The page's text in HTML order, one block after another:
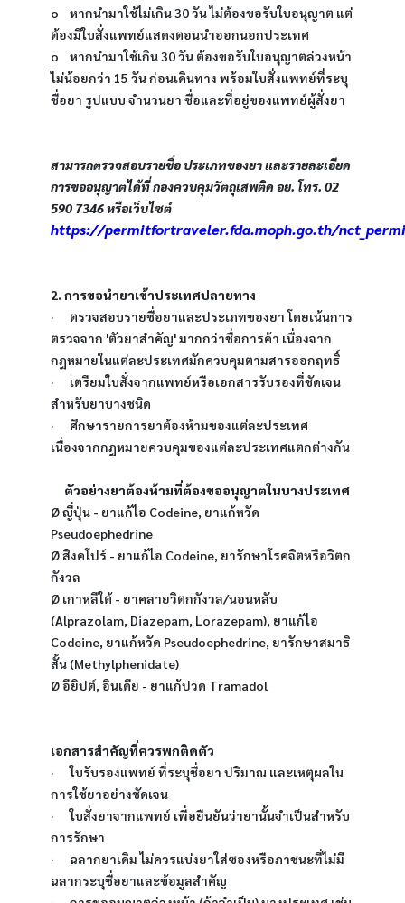
o    หากนำมาใช้ไม่เกิน 30 วัน ไม่ต้องขอรับใบอนุญาต แต่
ต้องมีใบสั่งแพทย์แสดงตอนนำออกนอกประเทศ
o    หากนำมาใช้เกิน 30 วัน ต้องขอรับใบอนุญาตล่วงหน้า
ไม่น้อยกว่า 15 วัน ก่อนเดินทาง พร้อมใบสั่งแพทย์ที่ระบุ
ชื่อยา รูปแบบ จำนวนยา ชื่อและที่อยู่ของแพทย์ผู้สั่งยา
สามารถตรวจสอบรายชื่อ ประเภทของยา และรายละเอียด
การขออนุญาตได้ที่ กองควบคุมวัตถุเสพติด อย. โทร. 02
590 7346 หรือเว็บไซต์
https://permitfortraveler.fda.moph.go.th/
2. การขอนำยาเข้าประเทศปลายทาง
·      ตรวจสอบรายชื่อยาและประเภทของยา โดยเน้นการ
ตรวจจาก 'ตัวยาสำคัญ' มากกว่าชื่อการค้า เนื่องจาก
กฎหมายในแต่ละประเทศมักควบคุมตามสารออกฤทธิ์
·      เตรียมใบสั่งจากแพทย์หรือเอกสารรับรองที่ชัดเจน
สำหรับยาบางชนิด
·      ศึกษารายการยาต้องห้ามของแต่ละประเทศ
เนื่องจากกฎหมายควบคุมของแต่ละประเทศแตกต่างกัน
ตัวอย่างยาต้องห้ามที่ต้องขออนุญาตในบางประเทศ
Ø ญี่ปุ่น - ยาแก้ไอ Codeine, ยาแก้หวัด
Pseudoephedrine
Ø สิงคโปร์ - ยาแก้ไอ Codeine, ยารักษาโรคจิตหรือวิตก
กังวล
Ø เกาหลีใต้ - ยาคลายวิตกกังวล/นอนหลับ
(Alprazolam, Diazepam, Lorazepam), ยาแก้ไอ
Codeine, ยาแก้หวัด Pseudoephedrine, ยารักษาสมาธิ
สั้น (Methylphenidate)
Ø อียิปต์, อินเดีย - ยาแก้ปวด Tramadol
เอกสารสำคัญที่ควรพกติดตัว
·      ใบรับรองแพทย์ ที่ระบุชื่อยา ปริมาณ และเหตุผลใน
การใช้ยาอย่างชัดเจน
·      ใบสั่งยาจากแพทย์ เพื่อยืนยันว่ายานั้นจำเป็นสำหรับ
การรักษา
·      ฉลากยาเดิม ไม่ควรแบ่งยาใส่ซองหรือภาชนะที่ไม่มี
ฉลากระบุชื่อยาและข้อมูลสำคัญ